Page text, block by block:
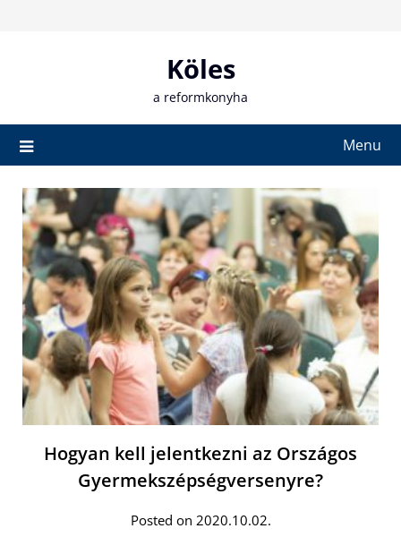
Köles
a reformkonyha
Menu
Hogyan kell jelentkezni az Országos
Gyermekszépségversenyre?
Posted on 2020.10.02.